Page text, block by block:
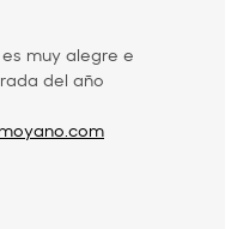
muy alegre e
del año